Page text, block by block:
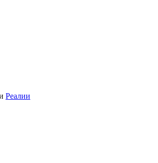
Реалии